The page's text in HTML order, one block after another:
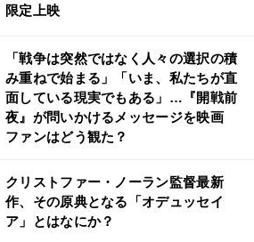
限定上映
「戦争は突然ではなく人々の選択の積
み重ねで始まる」「いま、私たちが直
面している現実でもある」…『開戦前
夜』が問いかけるメッセージを映画
ファンはどう観た？
クリストファー・ノーラン監督最新
作、その原典となる「オデュッセイ
ア」とはなにか？